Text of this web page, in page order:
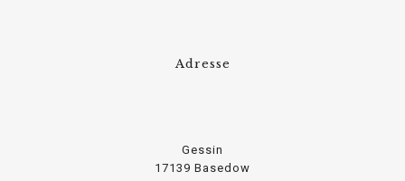
Adresse
Gessin
17139 Basedow